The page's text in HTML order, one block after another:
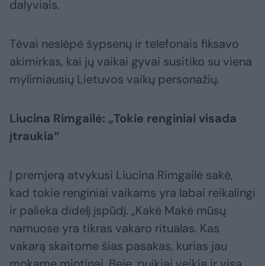
dalyviais.
Tėvai neslėpė šypsenų ir telefonais fiksavo
akimirkas, kai jų vaikai gyvai susitiko su viena
mylimiausių Lietuvos vaikų personažių.
Liucina Rimgailė: „Tokie renginiai visada
įtraukia“
Į premjerą atvykusi Liucina Rimgailė sakė,
kad tokie renginiai vaikams yra labai reikalingi
ir palieka didelį įspūdį. „Kakė Makė mūsų
namuose yra tikras vakaro ritualas. Kas
vakarą skaitome šias pasakas, kurias jau